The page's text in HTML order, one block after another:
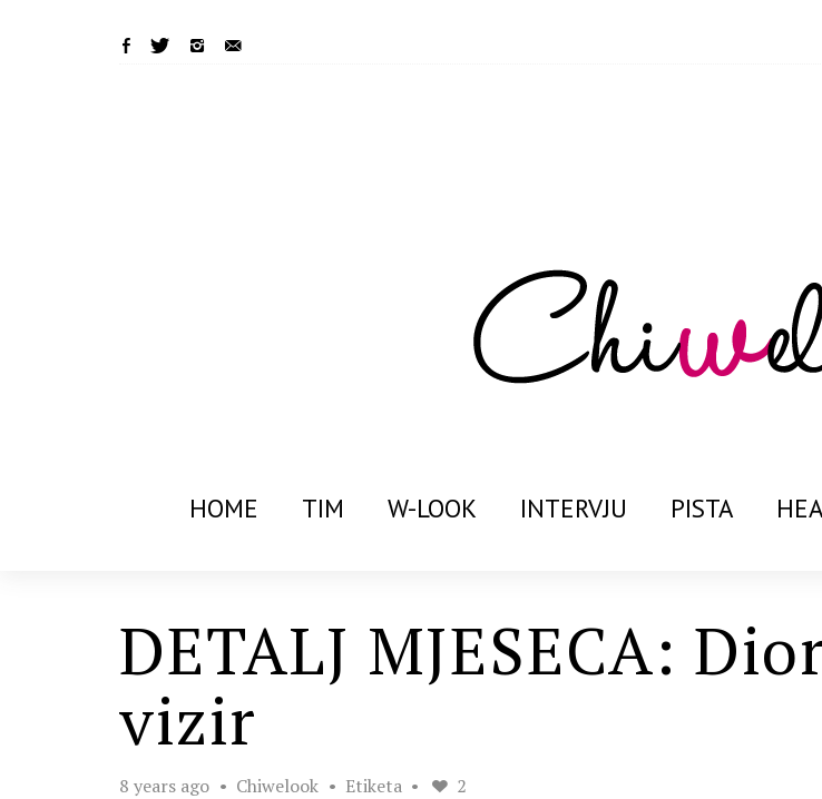
HOME TIM W-LOOK INTERVJU PISTA
DETALJ MJESECA:
vizir
8 years ago Chiwelook Etiketa 2